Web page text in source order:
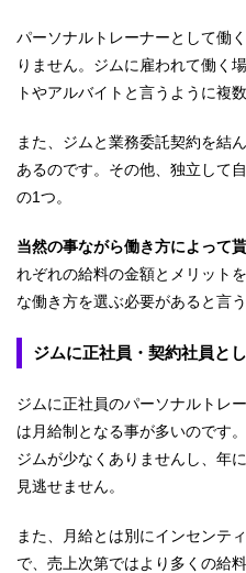
パーソナルトレーナーとして働
りません。ジムに雇われて働く
トやアルバイトと言うように複
また、ジムと業務委託契約を結
あるのです。その他、独立して
の1つ。
当然の事ながら働き方によって
れぞれの給料の金額とメリット
な働き方を選ぶ必要があると言う
ジムに正社員・契約社員と
ジムに正社員のパーソナルトレ
は月給制となる事が多いのです
ジムが少なくありませんし、年
見逃せません。
また、月給とは別にインセンテ
で、売上次第ではより多くの給